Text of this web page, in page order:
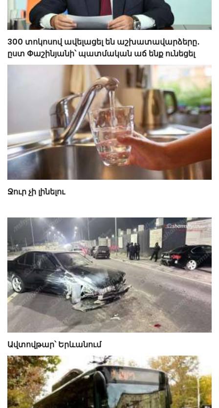
300 տոկոսով ավելացել են աշխատավարձերը․
ըստ Փաշինյանի՝ պատմական աճ ենք ունեցել
Ջուր չի լինելու
Ավտովթար՝ Երևանում